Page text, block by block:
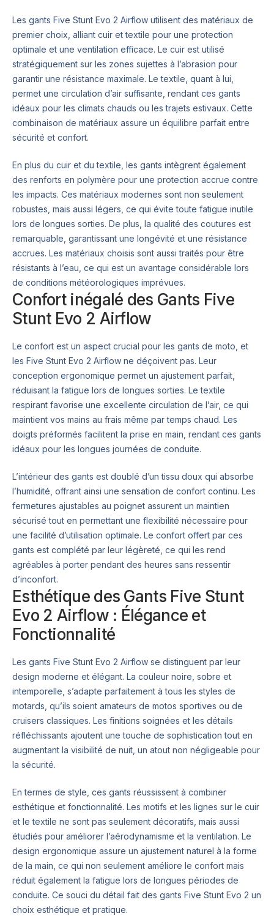
Les gants Five Stunt Evo 2 Airflow utilisent des matériaux de
premier choix, alliant cuir et textile pour une protection
optimale et une ventilation efficace. Le cuir est utilisé
stratégiquement sur les zones sujettes à l’abrasion pour
garantir une résistance maximale. Le textile, quant à lui,
permet une circulation d’air suffisante, rendant ces gants
idéaux pour les climats chauds ou les trajets estivaux. Cette
combinaison de matériaux assure un équilibre parfait entre
sécurité et confort.
En plus du cuir et du textile, les gants intègrent également
des renforts en polymère pour une protection accrue contre
les impacts. Ces matériaux modernes sont non seulement
robustes, mais aussi légers, ce qui évite toute fatigue inutile
lors de longues sorties. De plus, la qualité des coutures est
remarquable, garantissant une longévité et une résistance
accrues. Les matériaux choisis sont aussi traités pour être
résistants à l’eau, ce qui est un avantage considérable lors
de conditions météorologiques imprévues.
Confort inégalé des Gants Five
Stunt Evo 2 Airflow
Le confort est un aspect crucial pour les gants de moto, et
les Five Stunt Evo 2 Airflow ne déçoivent pas. Leur
conception ergonomique permet un ajustement parfait,
réduisant la fatigue lors de longues sorties. Le textile
respirant favorise une excellente circulation de l’air, ce qui
maintient vos mains au frais même par temps chaud. Les
doigts préformés facilitent la prise en main, rendant ces gants
idéaux pour les longues journées de conduite.
L’intérieur des gants est doublé d’un tissu doux qui absorbe
l’humidité, offrant ainsi une sensation de confort continu. Les
fermetures ajustables au poignet assurent un maintien
sécurisé tout en permettant une flexibilité nécessaire pour
une facilité d’utilisation optimale. Le confort offert par ces
gants est complété par leur légèreté, ce qui les rend
agréables à porter pendant des heures sans ressentir
d’inconfort.
Esthétique des Gants Five Stunt
Evo 2 Airflow : Élégance et
Fonctionnalité
Les gants Five Stunt Evo 2 Airflow se distinguent par leur
design moderne et élégant. La couleur noire, sobre et
intemporelle, s’adapte parfaitement à tous les styles de
motards, qu’ils soient amateurs de motos sportives ou de
cruisers classiques. Les finitions soignées et les détails
réfléchissants ajoutent une touche de sophistication tout en
augmentant la visibilité de nuit, un atout non négligeable pour
la sécurité.
En termes de style, ces gants réussissent à combiner
esthétique et fonctionnalité. Les motifs et les lignes sur le cuir
et le textile ne sont pas seulement décoratifs, mais aussi
étudiés pour améliorer l’aérodynamisme et la ventilation. Le
design ergonomique assure un ajustement naturel à la forme
de la main, ce qui non seulement améliore le confort mais
réduit également la fatigue lors de longues périodes de
conduite. Ce souci du détail fait des gants Five Stunt Evo 2 un
choix esthétique et pratique.